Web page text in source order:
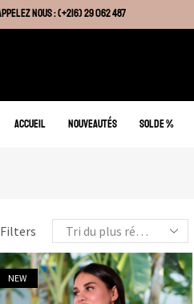
NOUS : (+216) 29 062 487
sur tous nos articles
ACCUEIL NOUVEAUTÉS SOLDE %
Filters
NEW